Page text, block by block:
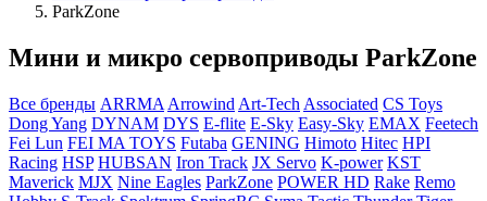
ParkZone
Мини и микро сервоприводы ParkZone
Все бренды ARRMA Arrowind Art-Tech Associated CS Toys
Dong Yang DYNAM DYS E-flite E-Sky Easy-Sky EMAX Feetech
Fei Lun FEI MA TOYS Futaba GENING Himoto Hitec HPI
Racing HSP HUBSAN Iron Track JX Servo K-power KST
Maverick MJX Nine Eagles ParkZone POWER HD Rake Remo